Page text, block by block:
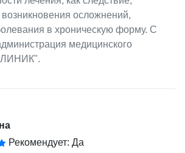
осложнений,
в хроническую форму. С
медицинского
Рекомендует: Да